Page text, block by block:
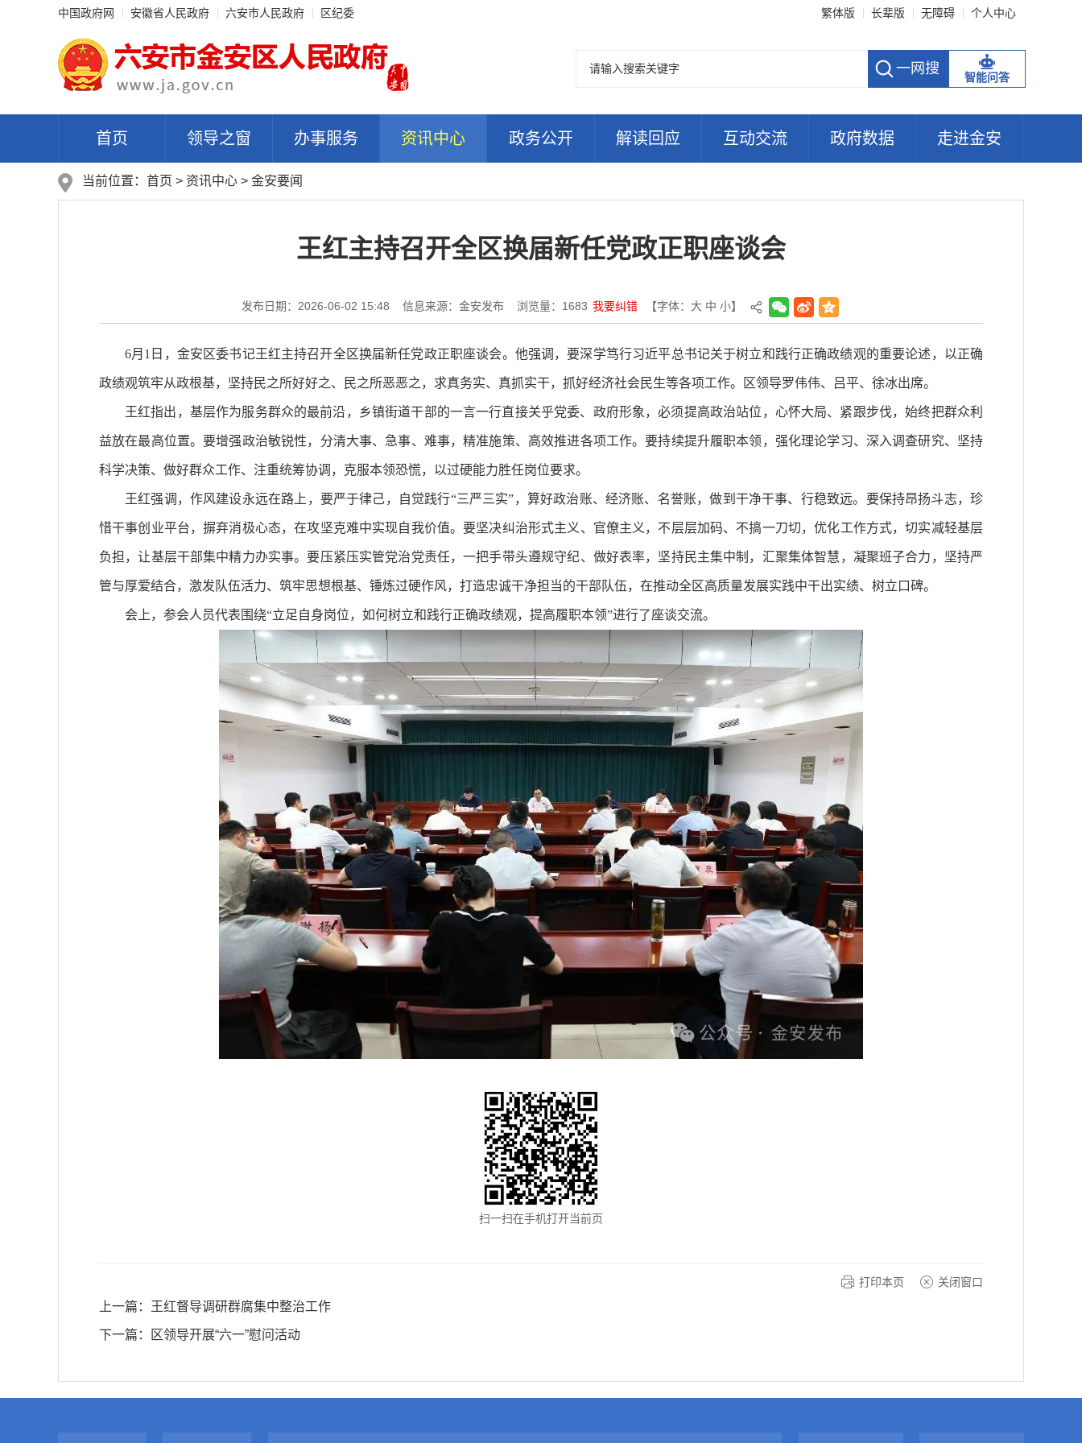
中国政府网 安徽省人民政府 六安市人民政府 区纪委 繁体版 长辈版 无障碍 个人中心
智能问答
首页 领导之窗 办事服务 资讯中心 政务公开 解读回应 互动交流 政府数据 走进金安
当前位置： 首页 > 资讯中心 > 金安要闻
王红主持召开全区换届新任党政正职座谈会
发布日期：2026-06-02 15:48 信息来源：金安发布 浏览量： 1683 我要纠错 【字体： 大 中 小】
6月1日，金安区委书记王红主持召开全区换届新任党政正职座谈会。他强调，要深学笃行习近平总书记关于树立和践行正确政绩观的重要论述，以正确
政绩观筑牢从政根基，坚持民之所好好之、民之所恶恶之，求真务实、真抓实干，抓好经济社会民生等各项工作。区领导罗伟伟、吕平、徐冰出席。
王红指出，基层作为服务群众的最前沿，乡镇街道干部的一言一行直接关乎党委、政府形象，必须提高政治站位，心怀大局、紧跟步伐，始终把群众利
益放在最高位置。要增强政治敏锐性，分清大事、急事、难事，精准施策、高效推进各项工作。要持续提升履职本领，强化理论学习、深入调查研究、坚持
科学决策、做好群众工作、注重统筹协调，克服本领恐慌，以过硬能力胜任岗位要求。
王红强调，作风建设永远在路上，要严于律己，自觉践行“三严三实”，算好政治账、经济账、名誉账，做到干净干事、行稳致远。要保持昂扬斗志，珍
惜干事创业平台，摒弃消极心态，在攻坚克难中实现自我价值。要坚决纠治形式主义、官僚主义，不层层加码、不搞一刀切，优化工作方式，切实减轻基层
负担，让基层干部集中精力办实事。要压紧压实管党治党责任，一把手带头遵规守纪、做好表率，坚持民主集中制，汇聚集体智慧，凝聚班子合力，坚持严
管与厚爱结合，激发队伍活力、筑牢思想根基、锤炼过硬作风，打造忠诚干净担当的干部队伍，在推动全区高质量发展实践中干出实绩、树立口碑。
会上，参会人员代表围绕“立足自身岗位，如何树立和践行正确政绩观，提高履职本领”进行了座谈交流。
扫一扫在手机打开当前页
打印本页 关闭窗口
上一篇： 王红督导调研群腐集中整治工作
下一篇： 区领导开展“六一”慰问活动